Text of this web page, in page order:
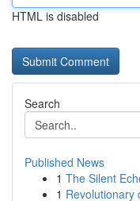
HTML is disabled
Search
Published News
1 The Silent
1 Revolutionary